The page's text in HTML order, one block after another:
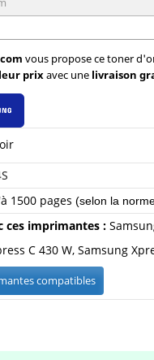
vous propose ce toner
prixavec une livraison
1500 pages (selon la
ces imprimantes :
C 430 W, Samsung
compatibles